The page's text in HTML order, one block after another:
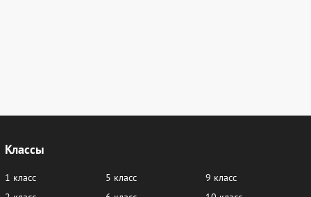
Классы
1 класс
5 класс
9 класс